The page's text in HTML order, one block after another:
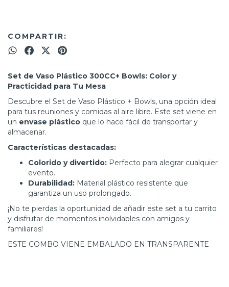
COMPARTIR:
Set de Vaso Plástico 300CC+ Bowls: Color y
Practicidad para Tu Mesa
Descubre el Set de Vaso Plástico + Bowls, una opción ideal
para tus reuniones y comidas al aire libre. Este set viene en
un envase plástico que lo hace fácil de transportar y
almacenar.
Características destacadas:
Colorido y divertido: Perfecto para alegrar cualquier
evento.
Durabilidad: Material plástico resistente que
garantiza un uso prolongado.
¡No te pierdas la oportunidad de añadir este set a tu carrito
y disfrutar de momentos inolvidables con amigos y
familiares!
ESTE COMBO VIENE EMBALADO EN TRANSPARENTE